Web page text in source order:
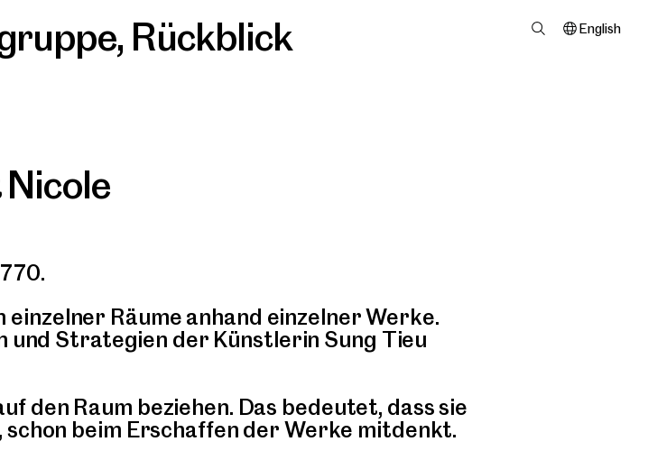
, Rückblick English
Räume anhand einzelner Werke.
und Strategien der Künstlerin Sung Tieu
den Raum beziehen. Das bedeutet, dass sie
beim Erschaffen der Werke mitdenkt.